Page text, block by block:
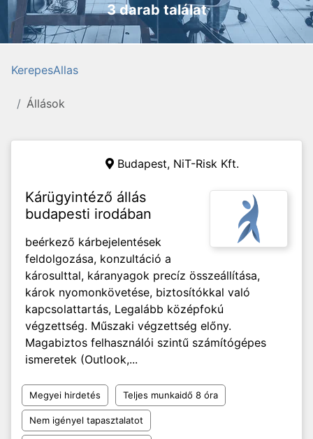
3 darab találat
KerepesAllas
Állások
Budapest, NiT-Risk Kft.
Kárügyintéző állás
budapesti irodában
beérkező kárbejelentések
feldolgozása, konzultáció a
károsulttal, káranyagok precíz összeállítása,
károk nyomonkövetése, biztosítókkal való
kapcsolattartás, Legalább középfokú
végzettség. Műszaki végzettség előny.
Magabiztos felhasználói szintű számítógépes
ismeretek (Outlook,...
Megyei hirdetés Teljes munkaidő 8 óra
Nem igényel tapasztalatot